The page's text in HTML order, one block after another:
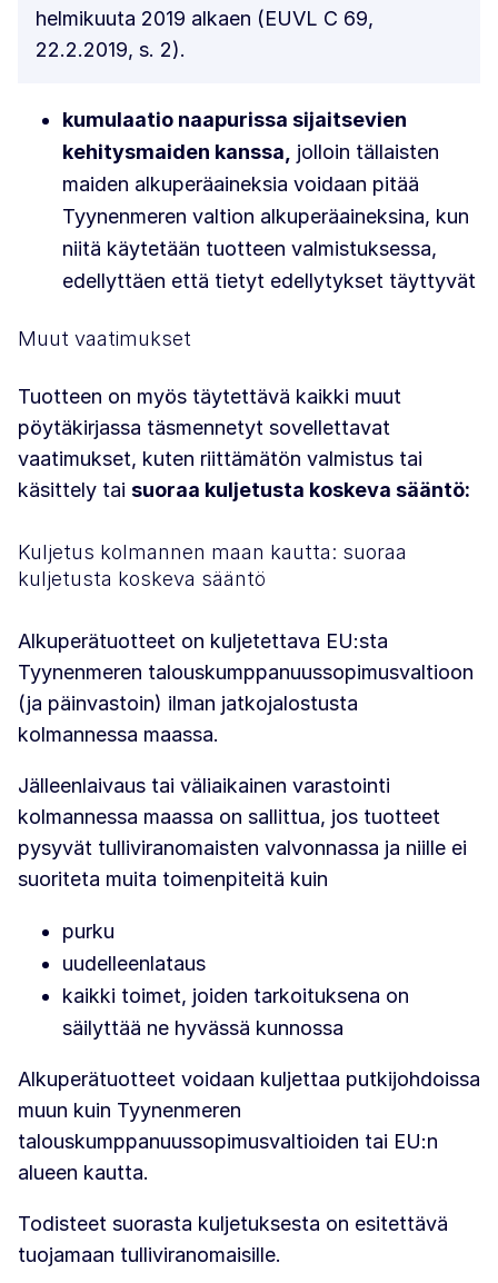
helmikuuta 2019 alkaen (EUVL C 69,
22.2.2019, s. 2).
kumulaatio naapurissa sijaitsevien
kehitysmaiden kanssa,
jolloin tällaisten
maiden alkuperäaineksia voidaan pitää
Tyynenmeren valtion alkuperäaineksina, kun
niitä käytetään tuotteen valmistuksessa,
edellyttäen että tietyt edellytykset täyttyvät
Muut vaatimukset
Tuotteen on myös täytettävä kaikki muut
pöytäkirjassa täsmennetyt sovellettavat
vaatimukset, kuten riittämätön valmistus tai
käsittely tai suoraa kuljetusta koskeva sääntö:
Kuljetus kolmannen maan kautta: suoraa
kuljetusta koskeva sääntö
Alkuperätuotteet on kuljetettava EU:sta
Tyynenmeren talouskumppanuussopimusvaltioon
(ja päinvastoin) ilman jatkojalostusta
kolmannessa maassa.
Jälleenlaivaus tai väliaikainen varastointi
kolmannessa maassa on sallittua, jos tuotteet
pysyvät tulliviranomaisten valvonnassa ja niille ei
suoriteta muita toimenpiteitä kuin
purku
uudelleenlataus
kaikki toimet, joiden tarkoituksena on
säilyttää ne hyvässä kunnossa
Alkuperätuotteet voidaan kuljettaa putkijohdoissa
muun kuin Tyynenmeren
talouskumppanuussopimusvaltioiden tai EU:n
alueen kautta.
Todisteet suorasta kuljetuksesta on esitettävä
tuojamaan tulliviranomaisille.